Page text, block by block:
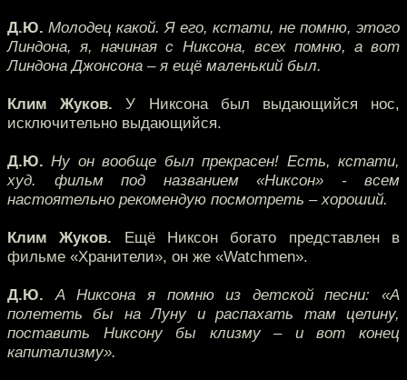
Д.Ю. Молодец какой. Я его, кстати, не помню, этого
Линдона, я, начиная с Никсона, всех помню, а вот
Линдона Джонсона – я ещё маленький был.
Клим Жуков. У Никсона был выдающийся нос,
исключительно выдающийся.
Д.Ю. Ну он вообще был прекрасен! Есть, кстати,
худ. фильм под названием «Никсон» - всем
настоятельно рекомендую посмотреть – хороший.
Клим Жуков. Ещё Никсон богато представлен в
фильме «Хранители», он же «Watchmen».
Д.Ю. А Никсона я помню из детской песни: «А
полететь бы на Луну и распахать там целину,
поставить Никсону бы клизму – и вот конец
капитализму».